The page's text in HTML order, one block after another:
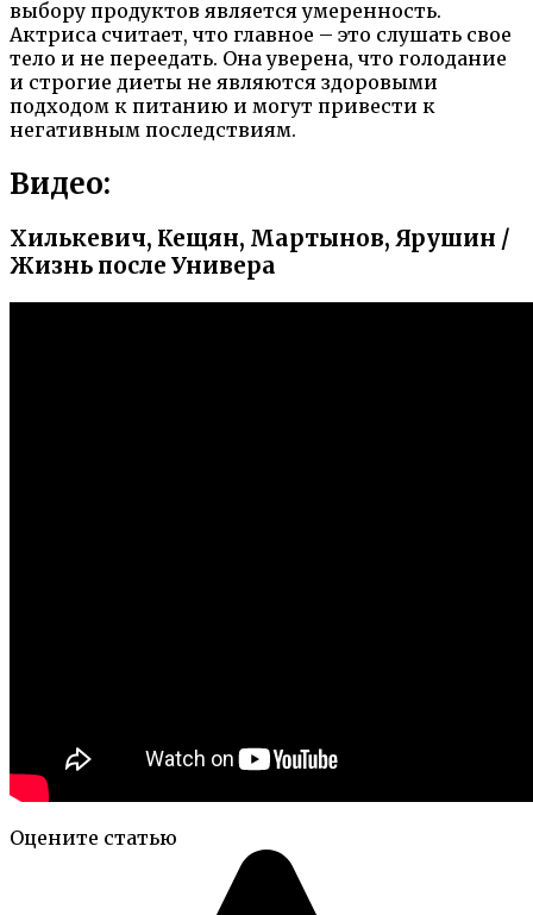
выбору продуктов является умеренность.
Актриса считает, что главное – это слушать свое
тело и не переедать. Она уверена, что голодание
и строгие диеты не являются здоровыми
подходом к питанию и могут привести к
негативным последствиям.
Видео:
Хилькевич, Кещян, Мартынов, Ярушин /
Жизнь после Универа
Оцените статью